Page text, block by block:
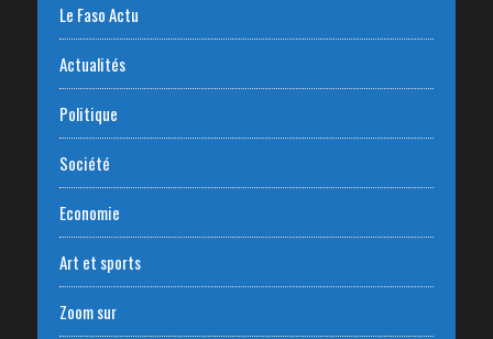
Le Faso Actu
Actualités
Politique
Société
Economie
Art et sports
Zoom sur